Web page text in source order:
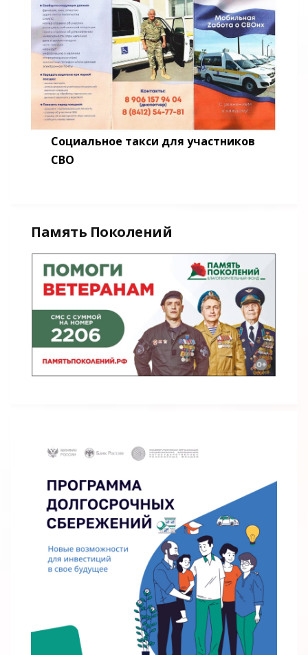
Социальное такси для участников
СВО
Память Поколений